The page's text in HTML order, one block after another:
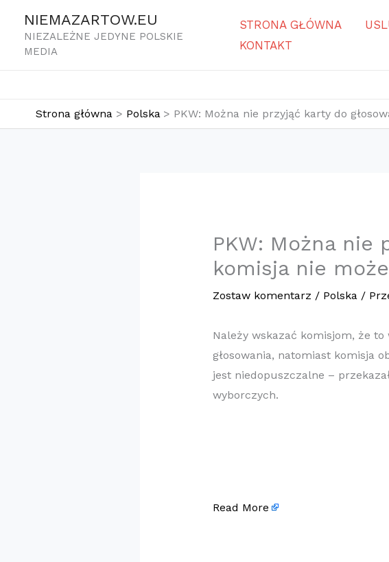
treści
NIEMAZARTOW.EU
NIEZALEŻNE JEDYNE POLSKIE
MEDIA
STRONA GŁÓWNA
KONTAKT
Strona główna Polska ​PKW: Można nie przyjąć karty do
​PKW: Można nie
komisja nie
Zostaw komentarz / Polska /
Należy wskazać komisjom, że
głosowania, natomiast komisja
jest niedopuszczalne –
wyborczych.
Read More